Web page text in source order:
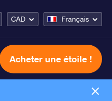
CAD Français
Acheter une étoile !